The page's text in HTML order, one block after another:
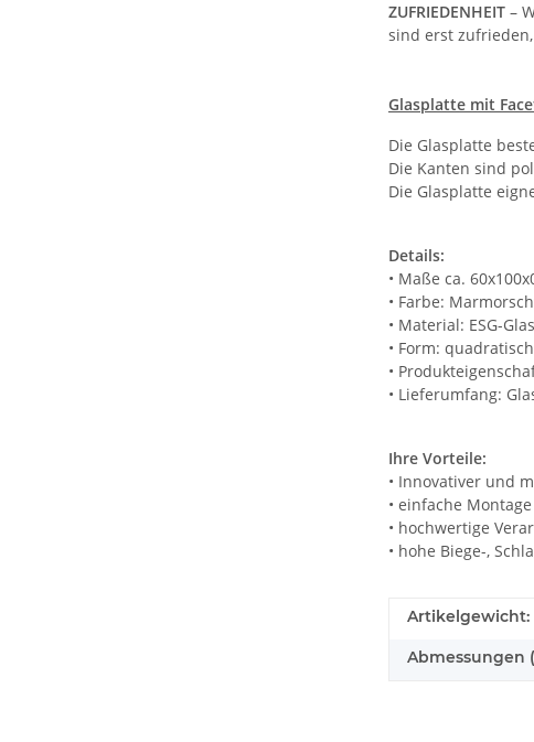
ZUFRIEDENHEIT –
sind erst
Glasplatte mit
Die Glasplatte
Die Kanten sind
Die Glasplatte
Details:
• Maße ca.
• Farbe:
• Material: ESG-
• Form: quadratisch
•
• Lieferumfang:
Ihre Vorteile:
• Innovativer und
• einfache Montage
• hochwertige
• hohe Biege-,
Artikelgewicht:
Abmessungen